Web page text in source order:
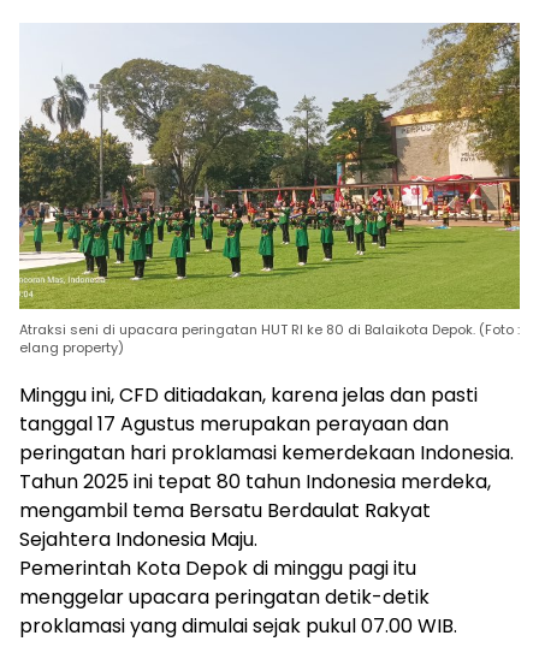
Atraksi seni di upacara peringatan HUT RI ke 80 di Balaikota Depok. (Foto :
elang property)
Minggu ini, CFD ditiadakan, karena jelas dan pasti
tanggal 17 Agustus merupakan perayaan dan
peringatan hari proklamasi kemerdekaan Indonesia.
Tahun 2025 ini tepat 80 tahun Indonesia merdeka,
mengambil tema Bersatu Berdaulat Rakyat
Sejahtera Indonesia Maju.
Pemerintah Kota Depok di minggu pagi itu
menggelar upacara peringatan detik-detik
proklamasi yang dimulai sejak pukul 07.00 WIB.